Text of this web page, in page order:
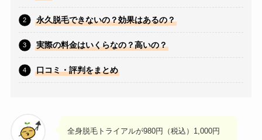
永久脱毛できないの？効果はあるの？
実際の料金はいくらなの？高いの？
口コミ・評判をまとめ
全身脱毛トライアルが980円（税込）1,000円